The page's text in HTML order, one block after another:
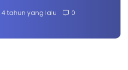
4 tahun yang lalu 0